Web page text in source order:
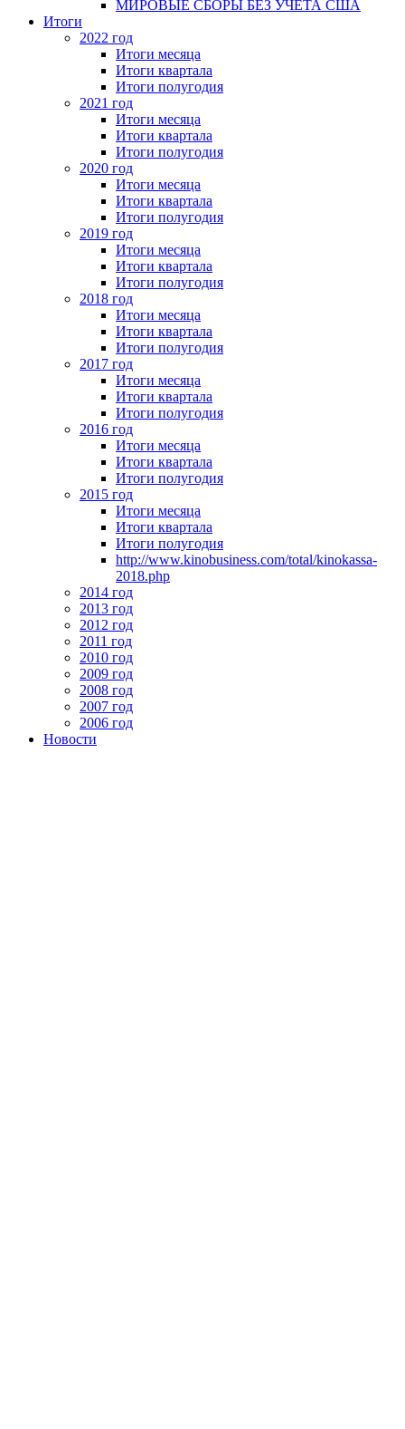
МИРОВЫЕ СБОРЫ БЕЗ УЧЕТА США
Итоги
2022 год
Итоги месяца
Итоги квартала
Итоги полугодия
2021 год
Итоги месяца
Итоги квартала
Итоги полугодия
2020 год
Итоги месяца
Итоги квартала
Итоги полугодия
2019 год
Итоги месяца
Итоги квартала
Итоги полугодия
2018 год
Итоги месяца
Итоги квартала
Итоги полугодия
2017 год
Итоги месяца
Итоги квартала
Итоги полугодия
2016 год
Итоги месяца
Итоги квартала
Итоги полугодия
2015 год
Итоги месяца
Итоги квартала
Итоги полугодия
http://www.kinobusiness.com/total/kinokassa-
2018.php
2014 год
2013 год
2012 год
2011 год
2010 год
2009 год
2008 год
2007 год
2006 год
Новости